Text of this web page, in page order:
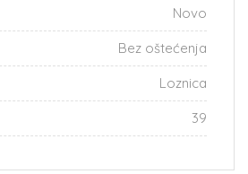
Novo
Bez oštećenja
Loznica
39